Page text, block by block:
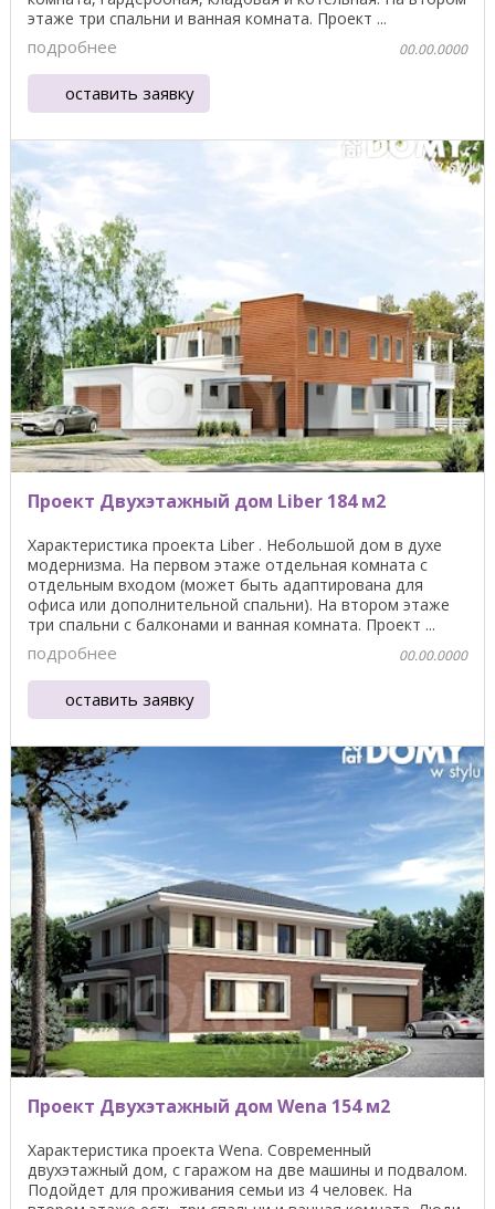
этаже три спальни и ванная комната. Проект ...
подробнее 00.00.0000
оставить заявку
Проект Двухэтажный дом Liber 184 м2
Характеристика проекта Liber . Небольшой дом в духе
модернизма. На первом этаже отдельная комната с
отдельным входом (может быть адаптирована для
офиса или дополнительной спальни). На втором этаже
три спальни с балконами и ванная комната. Проект ...
подробнее 00.00.0000
оставить заявку
Проект Двухэтажный дом Wena 154 м2
Характеристика проекта Wena. Современный
двухэтажный дом, с гаражом на две машины и подвалом.
Подойдет для проживания семьи из 4 человек. На